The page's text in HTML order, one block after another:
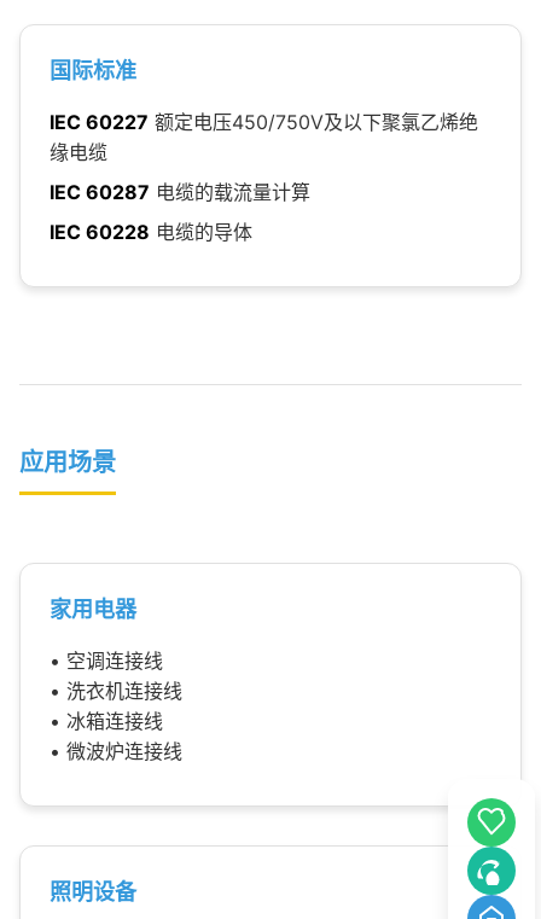
国际标准
IEC 60227 额定电压450/750V及以下聚氯乙烯绝
缘电缆
IEC 60287 电缆的载流量计算
IEC 60228 电缆的导体
应用场景
家用电器
• 空调连接线
• 洗衣机连接线
• 冰箱连接线
• 微波炉连接线
照明设备